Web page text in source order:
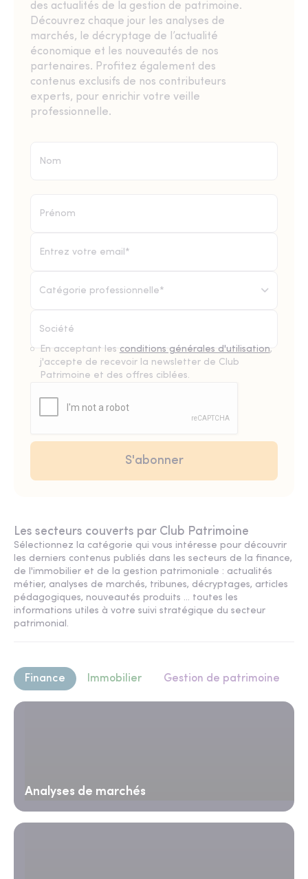
des actualités de la gestion de patrimoine.
Découvrez chaque jour les analyses de
marchés, le décryptage de l’actualité
économique et les nouveautés de nos
partenaires. Profitez également des
contenus exclusifs de nos contributeurs
experts, pour enrichir votre veille
professionnelle.
Catégorie professionnelle*
En acceptant les conditions générales d'utilisation,
j'accepte de recevoir la newsletter de Club
Patrimoine et des offres ciblées.
Les secteurs couverts par Club Patrimoine
Sélectionnez la catégorie qui vous intéresse pour découvrir
les derniers contenus publiés dans les secteurs de la finance,
de l'immobilier et de la gestion patrimoniale : actualités
métier, analyses de marchés, tribunes, décryptages, articles
pédagogiques, nouveautés produits ... toutes les
informations utiles à votre suivi stratégique du secteur
patrimonial.
Finance Immobilier Gestion de patrimoine
Analyses de marchés